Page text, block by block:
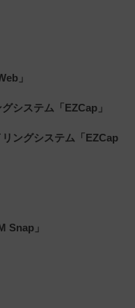
」
システム「EZCap」
ングシステム「EZCap
Snap」